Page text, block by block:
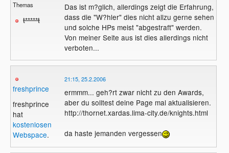
Themas
t*****t
Das ist m?glich, allerdings zeigt die Erfahrung,
dass die "W?hler" dies nicht allzu gerne sehen
und solche HPs meist "abgestraft" werden.
Von meiner Seite aus ist dies allerdings nicht
verboten...
freshprince
freshprince
hat
kostenlosen
Webspace.
21:15, 25.2.2006
ermmm... geh?rt zwar nicht zu den Awards,
aber du solltest deine Page mal aktualisieren.
http://thornet.xardas.lima-city.de/knights.html
da haste jemanden vergessen